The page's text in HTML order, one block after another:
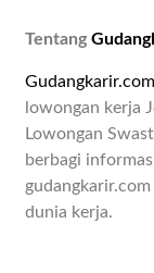
Tentang
Gudangkarir.com
lowongan kerja
Lowongan
berbagi
dunia kerja.